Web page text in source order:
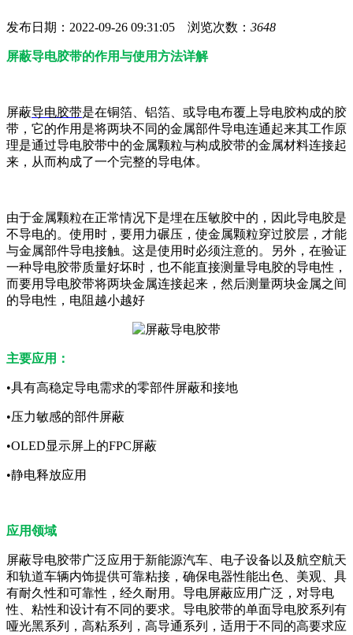
发布日期：2022-09-26 09:31:05 浏览次数： 3648
屏蔽导电胶带的作用与使用方法详解
屏蔽导电胶带是在铜箔、铝箔、或导电布覆上导电胶构成的胶
带，它的作用是将两块不同的金属部件导电连通起来其工作原
理是通过导电胶带中的金属颗粒与构成胶带的金属材料连接起
来，从而构成了一个完整的导电体。
由于金属颗粒在正常情况下是埋在压敏胶中的，因此导电胶是
不导电的。使用时，要用力碾压，使金属颗粒穿过胶层，才能
与金属部件导电接触。这是使用时必须注意的。另外，在验证
一种导电胶带质量好坏时，也不能直接测量导电胶的导电性，
而要用导电胶带将两块金属连接起来，然后测量两块金属之间
的导电性，电阻越小越好
主要应用：
•具有高稳定导电需求的零部件屏蔽和接地
•压力敏感的部件屏蔽
•OLED显示屏上的FPC屏蔽
•静电释放应用
应用领域
屏蔽导电胶带广泛应用于新能源汽车、电子设备以及航空航天
和轨道车辆内饰提供可靠粘接，确保电器性能出色、美观、具
有耐久性和可靠性，经久耐用。导电屏蔽应用广泛，对导电
性、粘性和设计有不同的要求。导电胶带的单面导电胶系列有
哑光黑系列，高粘系列，高导通系列，适用于不同的高要求应